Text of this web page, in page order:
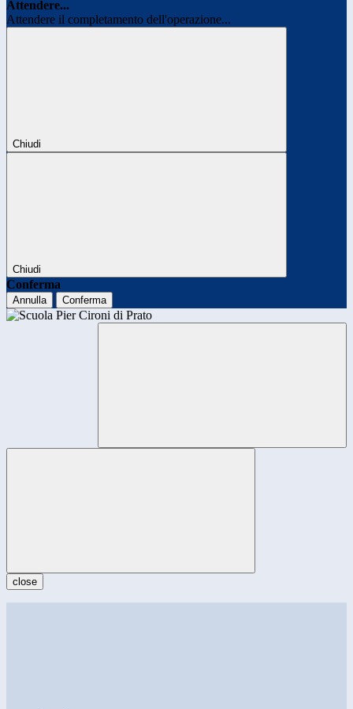
Attendere...
Attendere il completamento dell'operazione...
Chiudi
Chiudi
Conferma
Annulla Conferma
close